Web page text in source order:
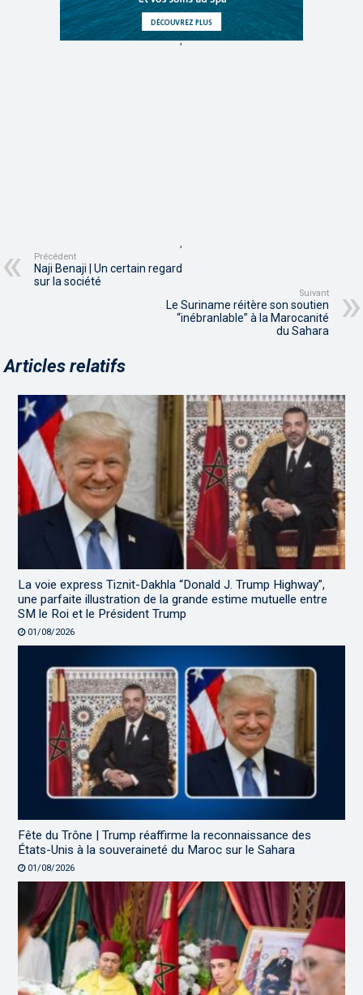
,
,
Précédent
Naji Benaji | Un certain regard
sur la société
Suivant
Le Suriname réitère son soutien
“inébranlable” à la Marocanité
du Sahara
Articles relatifs
La voie express Tiznit-Dakhla “Donald J. Trump Highway”,
une parfaite illustration de la grande estime mutuelle entre
SM le Roi et le Président Trump
01/08/2026
Fête du Trône | Trump réaffirme la reconnaissance des
États-Unis à la souveraineté du Maroc sur le Sahara
01/08/2026